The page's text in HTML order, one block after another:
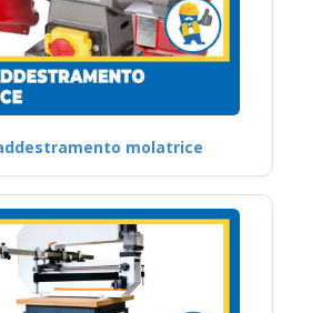
molatrice